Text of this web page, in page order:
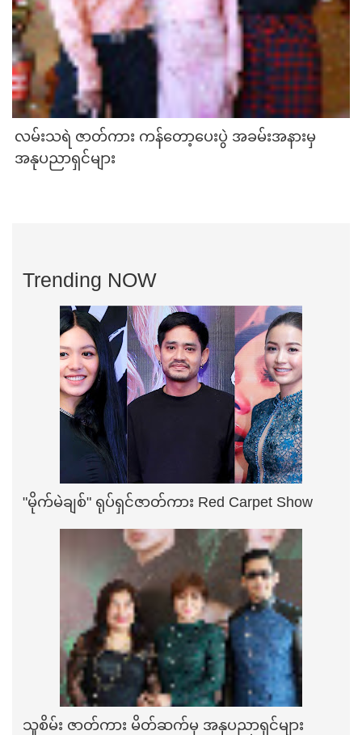
လမ်းသရဲ ဇာတ်ကား ကန်တော့ပေးပွဲ အခမ်းအနားမှ
အနုပညာရှင်များ
Trending NOW
"မိုက်မဲချစ်" ရုပ်ရှင်ဇာတ်ကား Red Carpet Show
သူစိမ်း ဇာတ်ကား မိတ်ဆက်မှ အနုပညာရှင်များ